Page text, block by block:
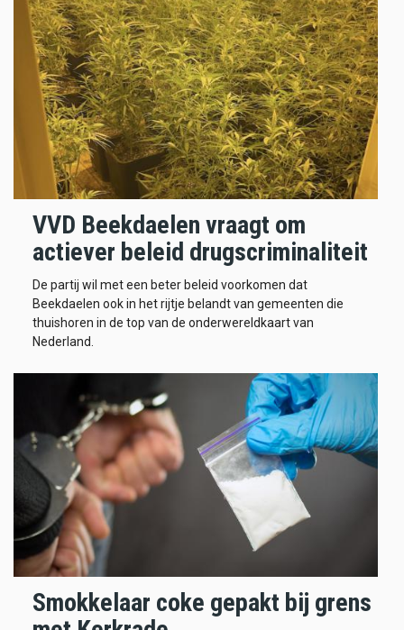
VVD Beekdaelen vraagt om
actiever beleid drugscriminaliteit
De partij wil met een beter beleid voorkomen dat
Beekdaelen ook in het rijtje belandt van gemeenten die
thuishoren in de top van de onderwereldkaart van
Nederland.
Smokkelaar coke gepakt bij grens